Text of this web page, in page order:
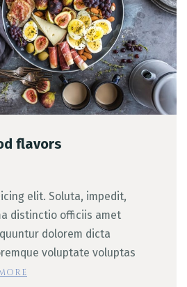
flavors
elit. Soluta, impedit,
distinctio officiis amet
dolorem dicta
voluptate voluptas
Reservation